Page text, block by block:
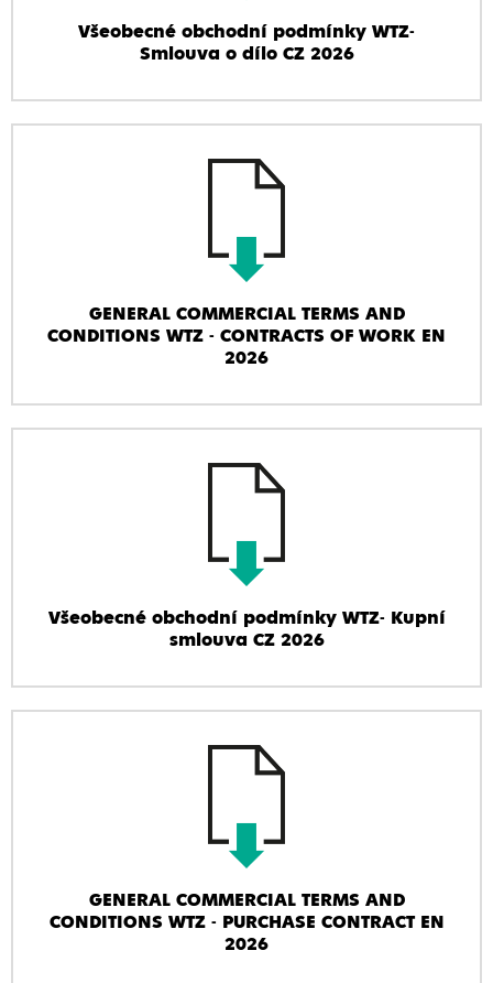
Všeobecné obchodní podmínky WTZ-
Smlouva o dílo CZ 2026
GENERAL COMMERCIAL TERMS AND
CONDITIONS WTZ - CONTRACTS OF WORK EN
2026
Všeobecné obchodní podmínky WTZ- Kupní
smlouva CZ 2026
GENERAL COMMERCIAL TERMS AND
CONDITIONS WTZ - PURCHASE CONTRACT EN
2026